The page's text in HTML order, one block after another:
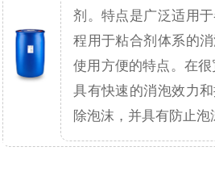
剂。特点是广泛适用
程用于粘合剂体系的
使用方便的特点。在
具有快速的消泡效力
除泡沫，并具有防止泡